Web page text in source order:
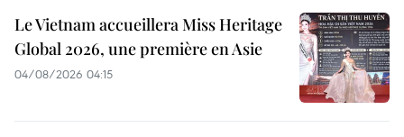
Le Vietnam accueillera Miss Heritage
Global 2026, une première en Asie
04/08/2026 04:15